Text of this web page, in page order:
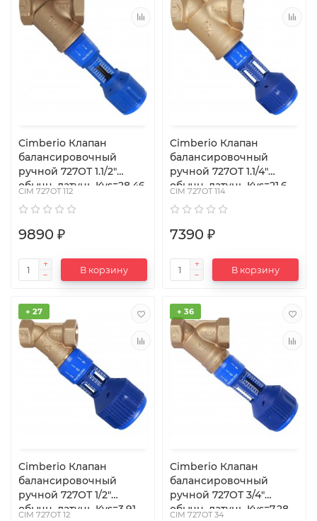
Cimberio Клапан
балансировочный
ручной 727ОТ 1.1/2"
обычн. латунь Kvs=28,46
ниппелей Cimber
CIM 727OT 112
9890 ₽
В корзину
Cimberio Клапан
балансировочный
ручной 727ОТ 1.1/4"
обычн. латунь Kvs=21,6
ниппелей Cimberi
CIM 727OT 114
7390 ₽
В корзину
+ 27
Cimberio Клапан
балансировочный
ручной 727ОТ 1/2"
обычн. латунь Kvs=3,91
CIM 727OT 12
+ 36
Cimberio Клапан
балансировочный
ручной 727ОТ 3/4"
обычн. латунь Kvs=7,28
CIM 727OT 34